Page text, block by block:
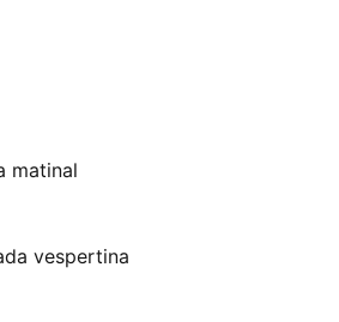
matinal
vespertina